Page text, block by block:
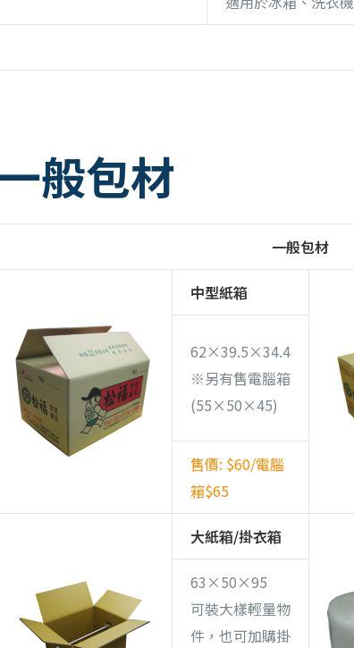
般包材
一般包材
中型紙箱
62×39.5×34.4
※另有售電腦箱
(55×50×45)
售價: $60/電腦
箱$65
大紙箱/掛衣箱
63×50×95
可裝大樣輕量物
件，也可加購掛